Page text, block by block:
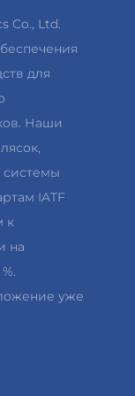
Co., Ltd.
для
Наши
системы
IATF
к
на
уже